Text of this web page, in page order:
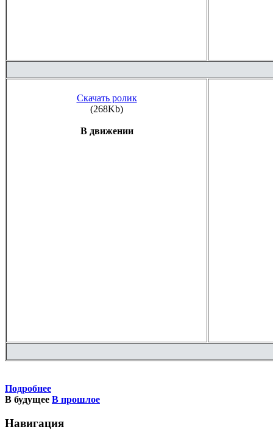
Скачать ролик
(268Kb)
В движении
Подробнее
В будущее В прошлое
Навигация